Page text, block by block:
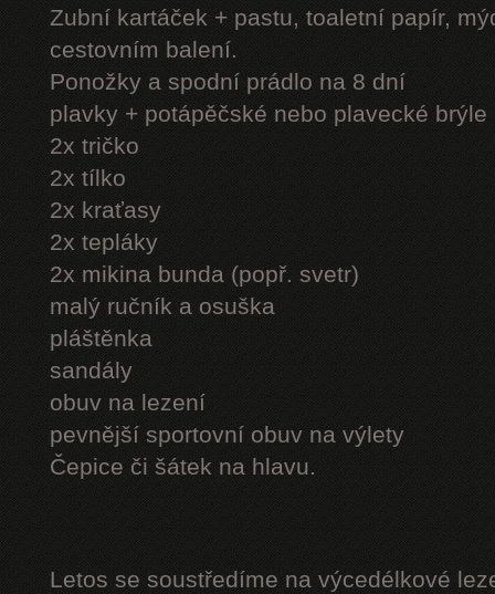
Zubní kartáček + pastu, toaletní papír,
cestovním balení.
Ponožky a spodní prádlo na 8 dní
plavky + potápěčské nebo plavecké brýle
2x tričko
2x tílko
2x kraťasy
2x tepláky
2x mikina bunda (popř. svetr)
malý ručník a osuška
pláštěnka
sandály
obuv na lezení
pevnější sportovní obuv na výlety
Čepice či šátek na hlavu.
Letos se soustředíme na výcedélkové